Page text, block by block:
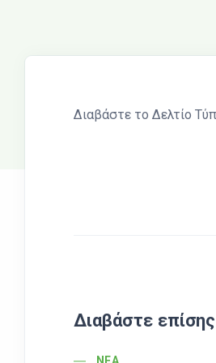
Διαβάστε το Δελτίο
Διαβάστε επίσης
POST CATEGORY